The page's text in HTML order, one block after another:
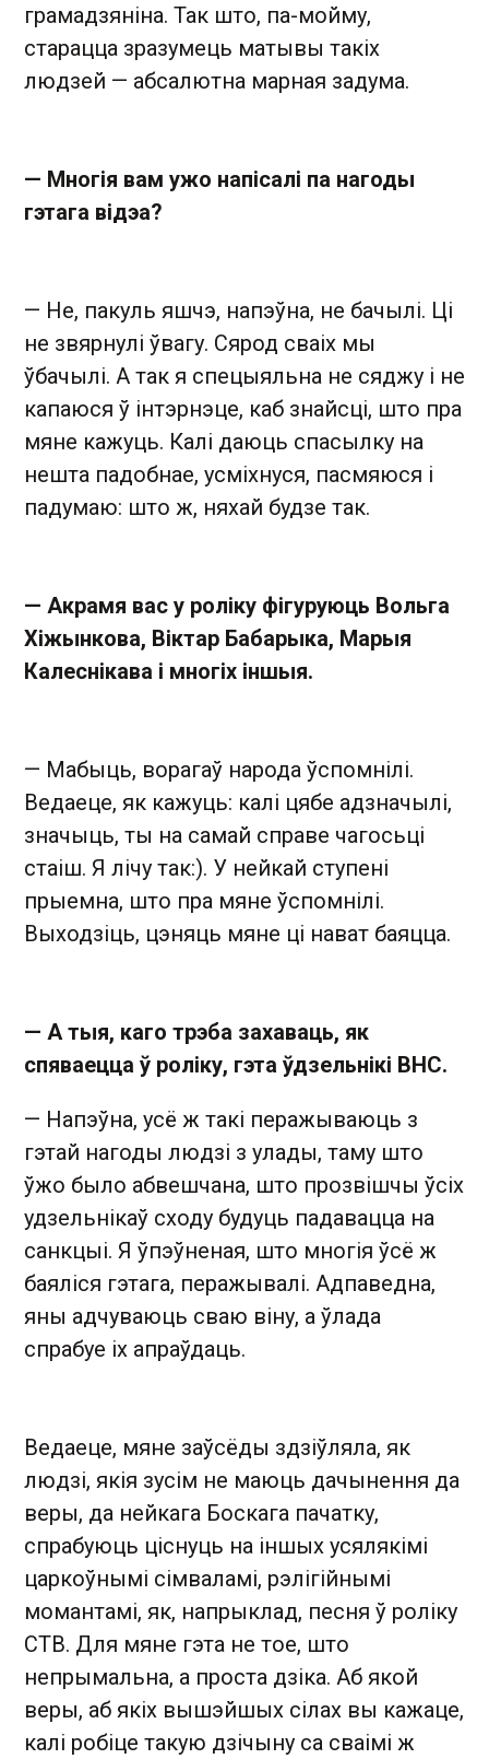
грамадзяніна. Так што, па-мойму,
старацца зразумець матывы такіх
людзей — абсалютна марная задума.
— Многія вам ужо напісалі па нагоды
гэтага відэа?
— Не, пакуль яшчэ, напэўна, не бачылі. Ці
не звярнулі ўвагу. Сярод сваіх мы
ўбачылі. А так я спецыяльна не сяджу і не
капаюся ў інтэрнэце, каб знайсці, што пра
мяне кажуць. Калі даюць спасылку на
нешта падобнае, усміхнуся, пасмяюся і
падумаю: што ж, няхай будзе так.
— Акрамя вас у роліку фігуруюць Вольга
Хіжынкова, Віктар Бабарыка, Марыя
Калеснікава і многіх іншыя.
— Мабыць, ворагаў народа ўспомнілі.
Ведаеце, як кажуць: калі цябе адзначылі,
значыць, ты на самай справе чагосьці
стаіш. Я лічу так:). У нейкай ступені
прыемна, што пра мяне ўспомнілі.
Выходзіць, цэняць мяне ці нават баяцца.
— А тыя, каго трэба захаваць, як
спяваецца ў роліку, гэта ўдзельнікі ВНС.
— Напэўна, усё ж такі перажываюць з
гэтай нагоды людзі з улады, таму што
ўжо было абвешчана, што прозвішчы ўсіх
удзельнікаў сходу будуць падавацца на
санкцыі. Я ўпэўненая, што многія ўсё ж
баяліся гэтага, перажывалі. Адпаведна,
яны адчуваюць сваю віну, а ўлада
спрабуе іх апраўдаць.
Ведаеце, мяне заўсёды здзіўляла, як
людзі, якія зусім не маюць дачынення да
веры, да нейкага Боскага пачатку,
спрабуюць ціснуць на іншых усялякімі
царкоўнымі сімваламі, рэлігійнымі
момантамі, як, напрыклад, песня ў роліку
СТВ. Для мяне гэта не тое, што
непрымальна, а проста дзіка. Аб якой
веры, аб якіх вышэйшых сілах вы кажаце,
калі робіце такую дзічыну са сваімі ж